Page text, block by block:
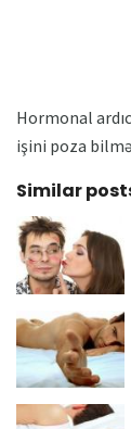
Hormonal
işini poza
Similar